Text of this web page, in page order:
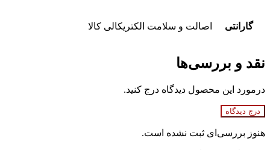
گارانتی اصالت و سلامت الکتریکالی کالا
نقد و بررسی‌ها
درمورد این محصول دیدگاه درج کنید.
درج دیدگاه
هنوز بررسی‌ای ثبت نشده است.